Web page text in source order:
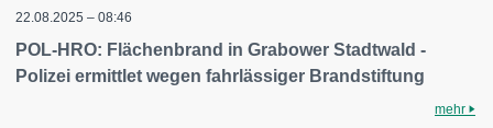
22.08.2025 – 08:46
POL-HRO: Flächenbrand in Grabower Stadtwald -
Polizei ermittlet wegen fahrlässiger Brandstiftung
mehr